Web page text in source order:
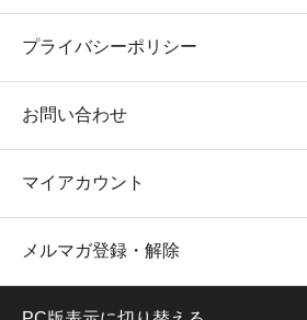
プライバシーポリシー
お問い合わせ
マイアカウント
メルマガ登録・解除